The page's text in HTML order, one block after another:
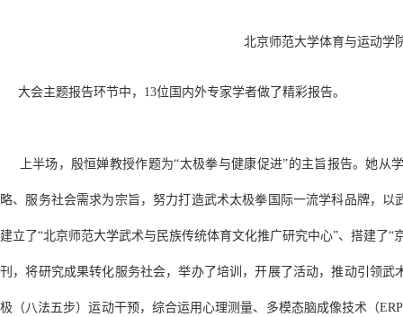
北京师范大学体育与运动学
大会主题报告环节中，13位国内外专家学者做了精彩报告。
上半场，殷恒婵教授作题为“太极拳与健康促进”的主旨报告。她从
略、服务社会需求为宗旨，努力打造武术太极拳国际一流学科品牌，
建立了“北京师范大学武术与民族传统体育文化推广研究中心”、搭建了
刊，将研究成果转化服务社会，举办了培训，开展了活动，推动引领
极（八法五步）运动干预，综合运用心理测量、多模态脑成像技术（